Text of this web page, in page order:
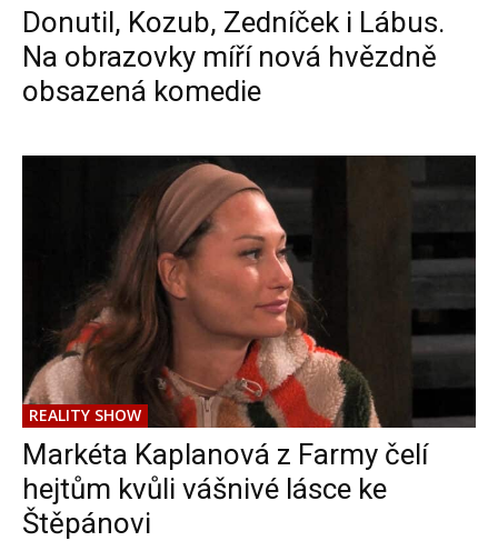
Donutil, Kozub, Zedníček i Lábus.
Na obrazovky míří nová hvězdně
obsazená komedie
REALITY SHOW
Markéta Kaplanová z Farmy čelí
hejtům kvůli vášnivé lásce ke
Štěpánovi